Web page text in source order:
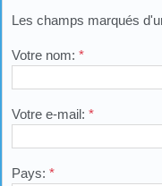
Les champs marqués
Votre nom: *
Votre e-mail: *
Pays: *